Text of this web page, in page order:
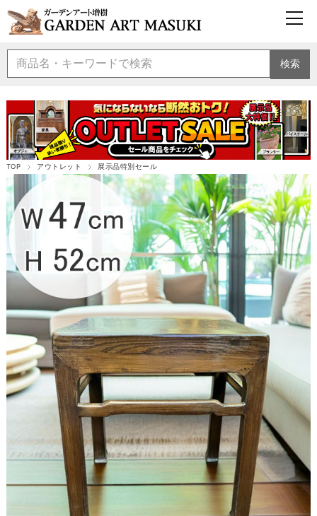
検索
TOP アウトレット 展示品特別セール